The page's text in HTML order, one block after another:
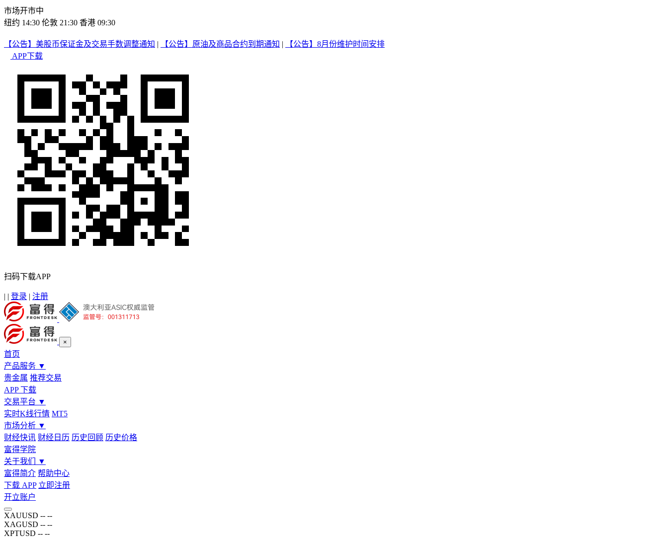
市场开市中
纽约 14:30 伦敦 21:30 香港 09:30
【公告】美股币保证金及交易手数调整通知 | 【公告】原油及商品合约到期通知 |
【公告】8月份维护时间安排
APP下载
扫码下载APP
| | 登录 | 注册
×
首页
产品服务 ▼
贵金属 推荐交易
APP 下载
交易平台 ▼
实时K线行情 MT5
市场分析 ▼
财经快讯 财经日历 历史回顾 历史价格
富得学院
关于我们
▼
富得简介 帮助中心
下载 APP 立即注册
开立账户
XAUUSD -- --
XAGUSD -- --
XPTUSD -- --